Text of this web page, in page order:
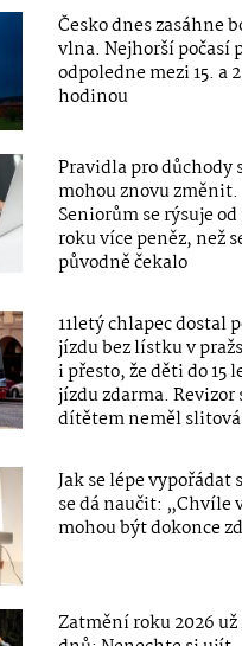
Česko dnes zasáhne
vlna. Nejhorší počasí
odpoledne mezi 15. a
hodinou
Pravidla pro důchody
mohou znovu změnit.
Seniorům se rýsuje
roku více peněz, než
původně čekalo
11letý chlapec dostal
jízdu bez lístku v
i přesto, že děti do 15
jízdu zdarma. Revizor
dítětem neměl
Jak se lépe vypořádat
se dá naučit: „Chvíle
mohou být dokonce
Zatmění roku 2026 už